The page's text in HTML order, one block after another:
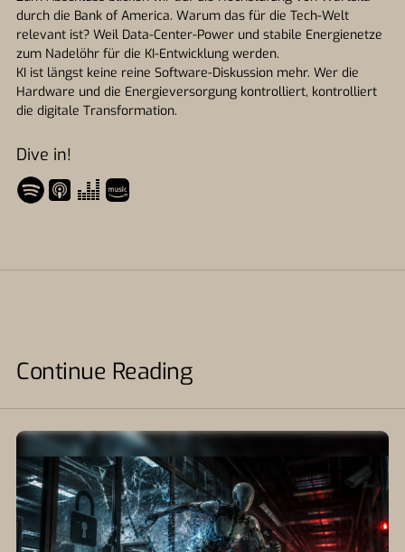
durch die Bank of America. Warum das für die Tech-Welt
relevant ist? Weil Data-Center-Power und stabile Energienetze
zum Nadelöhr für die KI-Entwicklung werden.
KI ist längst keine reine Software-Diskussion mehr. Wer die
Hardware und die Energieversorgung kontrolliert, kontrolliert
die digitale Transformation.
Dive in!
Continue Reading